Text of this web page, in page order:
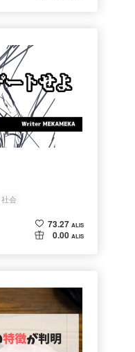
社会
73.27 ALIS
0.00 ALIS